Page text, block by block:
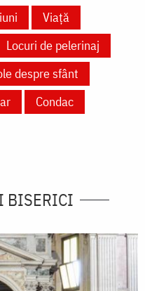
Viață
Locuri de pelerinaj
despre sfânt
Condac
BISERICI